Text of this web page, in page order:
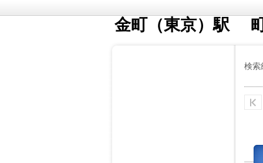
金町（東京）駅
検索